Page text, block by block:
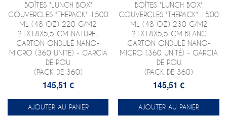
BOÎTES "LUNCH BOX"
COUVERCLES "THEPACK" 1500
ML (48 OZ) 220 G/M2
21X18X5,5 CM NATUREL
CARTON ONDULÉ NANO-
MICRO (360 UNITÉ) - GARCIA
DE POU
(PACK DE 360)
145,51 €
AJOUTER AU PANIER
BOÎTES "LUNCH BOX"
COUVERCLES "THEPACK" 1500
ML (48 OZ) 230 G/M2
21X18X5,5 CM BLANC
CARTON ONDULÉ NANO-
MICRO (360 UNITÉ) - GARCIA
DE POU
(PACK DE 360)
145,51 €
AJOUTER AU PANIER